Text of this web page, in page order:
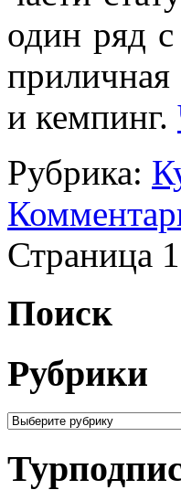
один ряд
и кемпинг.
Рубрика:
Страница
Поиск
Рубрики